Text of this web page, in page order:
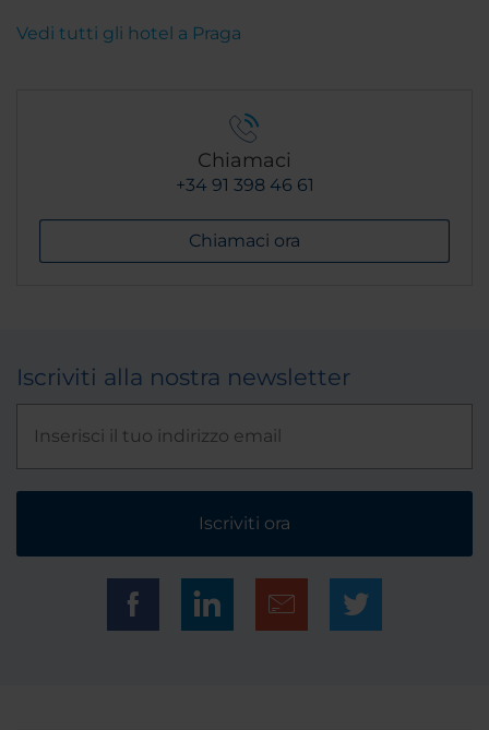
Vedi tutti gli hotel a Praga
Chiamaci
+34 91 398 46 61
Chiamaci ora
Iscriviti alla nostra newsletter
Iscriviti ora